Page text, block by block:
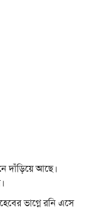
দাঁড়িয়ে আছে।
ভাগ্নে রনি এসে